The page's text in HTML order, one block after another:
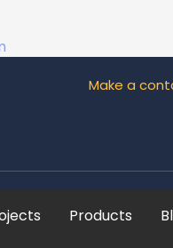
Make a
Products